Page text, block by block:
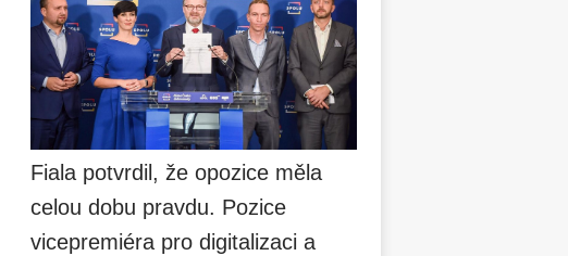
Fiala potvrdil, že opozice měla
celou dobu pravdu. Pozice
vicepremiéra pro digitalizaci a